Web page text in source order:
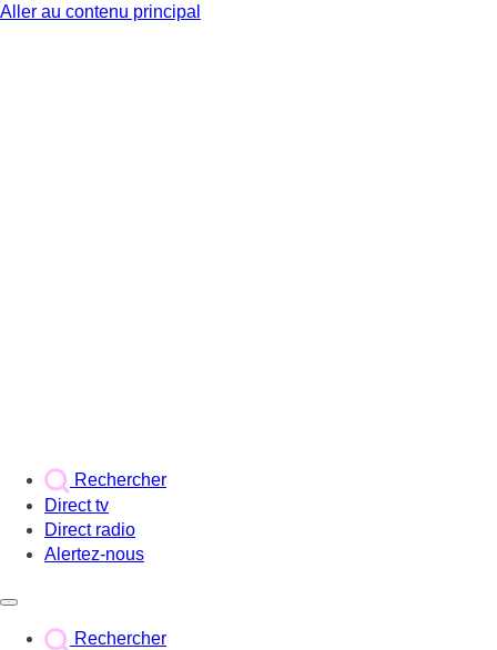
Aller au contenu principal
Rechercher
Direct tv
Direct radio
Alertez-nous
Rechercher